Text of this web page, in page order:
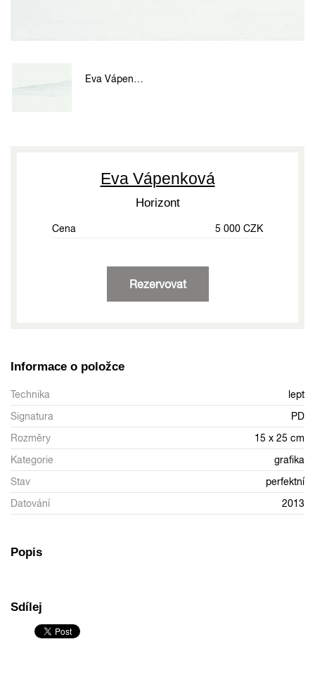
Eva Vápenková - Horizont
Eva Vápenková
Horizont
Cena 5 000 CZK
Rezervovat
Informace o položce
Technika
lept
Signatura
PD
Rozměry
15 x 25 cm
Kategorie
grafika
Stav
perfektní
Datování
2013
Popis
Sdílej